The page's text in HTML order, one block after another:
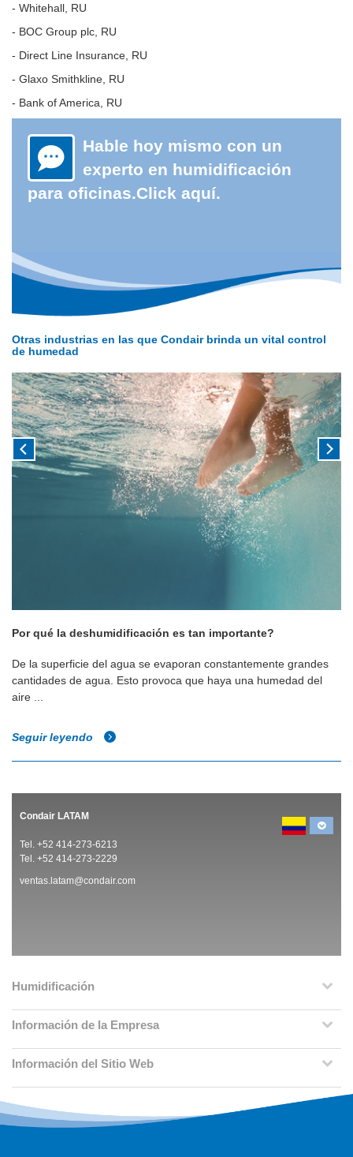
- Whitehall, RU
- BOC Group plc, RU
- Direct Line Insurance, RU
- Glaxo Smithkline, RU
- Bank of America, RU
Hable hoy mismo con un
experto en humidificación
para oficinas.Click aquí.
Otras industrias en las que Condair brinda un vital control
de humedad
Por qué la deshumidificación es tan importante?
De la superficie del agua se evaporan constantemente grandes
cantidades de agua. Esto provoca que haya una humedad del
aire ...
Seguir leyendo
Condair LATAM
Tel. +52 414-273-6213
Tel. +52 414-273-2229
ventas.latam@condair.com
Humidificación
Información de la Empresa
Información del Sitio Web